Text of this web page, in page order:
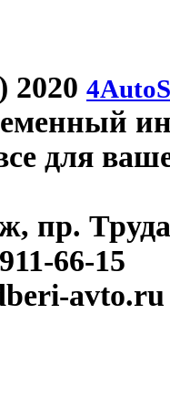
2020
для
пр.
66-15
avto.ru